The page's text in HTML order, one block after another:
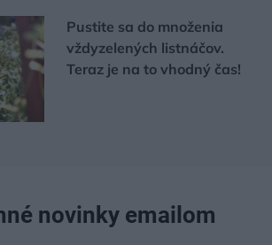
Pustite sa do množenia
vždyzelených listnáčov.
Teraz je na to vhodný čas!
novinky emailom